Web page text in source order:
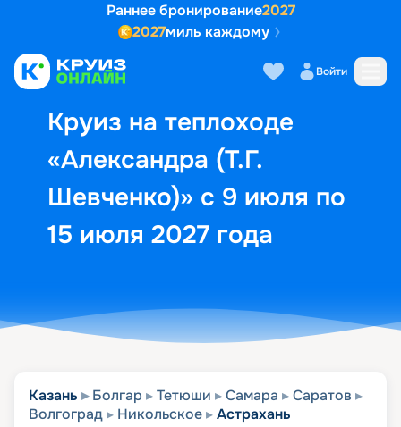
Раннее бронирование2027
2027миль каждому
Войти
Круиз на теплоходе
«Александра (Т.Г.
Шевченко)» с 9 июля по
15 июля 2027 года
Выбор кают Маршрут и
Казань Болгар Тетюши Самара
Саратов
Волгоград
Никольское Астрахань